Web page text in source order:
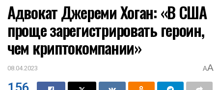
Адвокат Джереми Хоган: «В США
проще зарегистрировать героин,
чем криптокомпании»
08.04.2023 AA